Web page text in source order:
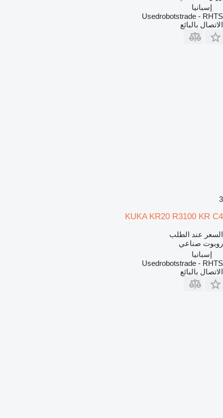
إسبانيا
Usedrobotstrade - RHTS
الاتصال بالبائع
3
KUKA KR20 R3100 KR C4
السعر عند الطلب
روبوت صناعي
إسبانيا
Usedrobotstrade - RHTS
الاتصال بالبائع